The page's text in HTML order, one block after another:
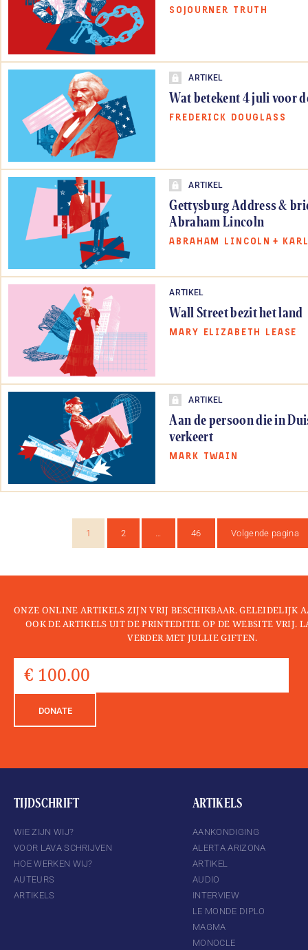
SOJOURNER TRUTH
ARTIKEL
Wat betekent 4 juli voor
FREDERICK DOUGLASS
ARTIKEL
Gettysburg Address &
Abraham Lincoln
ABRAHAM LINCOLN +
ARTIKEL
Wall Street bezit het land
MARY ELIZABETH LEASE
ARTIKEL
Aan de persoon die in
verkeert
MARK TWAIN
1 2 46 Volgende pagina
ONZE ONLINE ARTIKELS ZIJN VRIJ BESCHIKBAAR. GELEIDELIJK
OOK DE ARTIKELS UIT DE PRINTEDITIE OP DE WEBSITE VRIJ.
VERDER MET JULLIE GIFTEN.
DONATE
TIJDSCHRIFT
WIE ZIJN WIJ?
VOOR LAVA SCHRIJVEN
HOE WERKEN WIJ?
AUTEURS
ARTIKELS
ARTIKELS
AANKONDIGING
ALERTA ARIZONA
ARTIKEL
AUDIO
INTERVIEW
LE MONDE DIPLO
MAGMA
MONOCLE